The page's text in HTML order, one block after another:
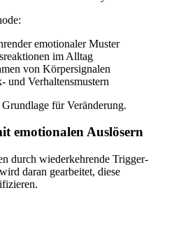
emotionaler Muster
im Alltag
von Körpersignalen
und Verhaltensmustern
für Veränderung.
emotionalen Auslösern
durch wiederkehrende Trigger-
daran gearbeitet, diese